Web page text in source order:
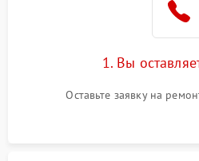
1. Вы
Оставьте заявку на